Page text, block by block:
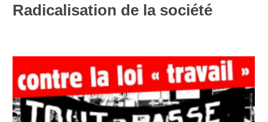
Radicalisation de la société